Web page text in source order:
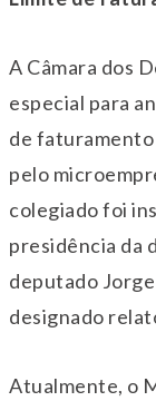
A Câmara dos
especial para
de
pelo
colegiado foi
presidência da
deputado
designado
Atualmente, o